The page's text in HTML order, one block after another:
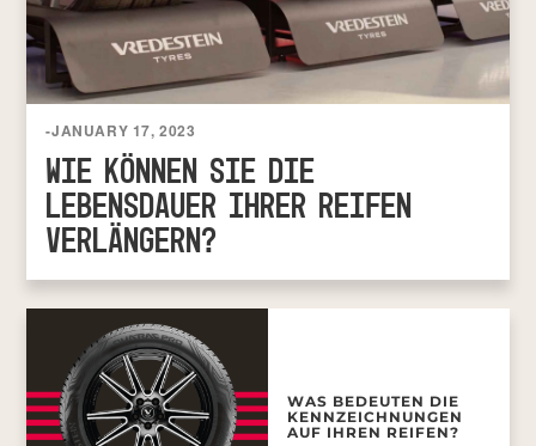
-JANUARY 17, 2023
WIE KÖNNEN SIE DIE
LEBENSDAUER IHRER REIFEN
VERLÄNGERN?
WAS BEDEUTEN DIE
KENNZEICHNUNGEN
AUF IHREN REIFEN?